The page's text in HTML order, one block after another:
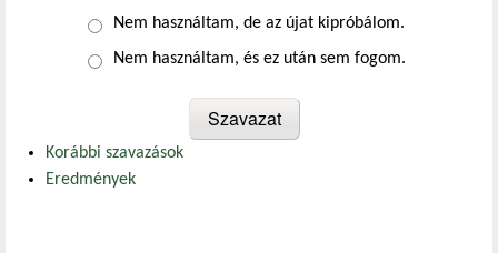
Nem használtam, de az újat kipróbálom.
Nem használtam, és ez után sem fogom.
Korábbi szavazások
Eredmények